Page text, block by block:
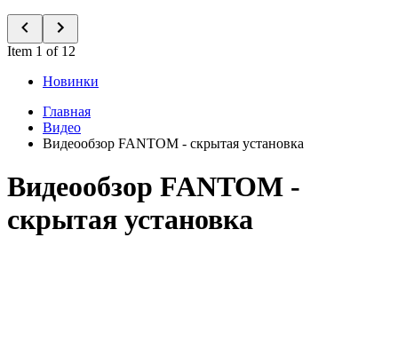
Item 1 of 12
Новинки
Главная
Видео
Видеообзор FANTOM - скрытая установка
Видеообзор FANTOM -
скрытая установка